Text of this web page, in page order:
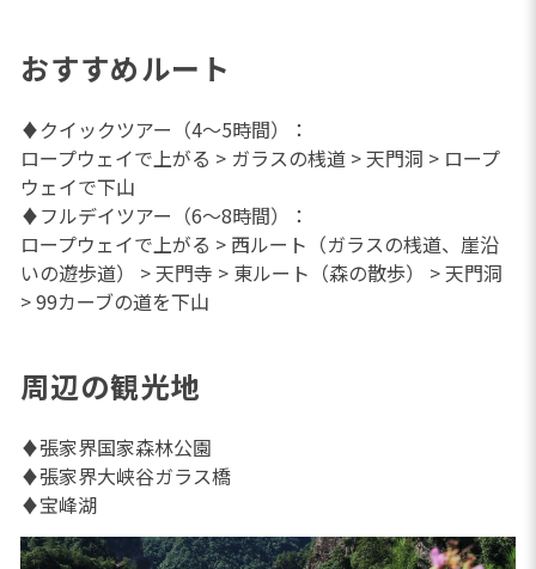
おすすめルート
♦クイックツアー（4～5時間）：
ロープウェイで上がる > ガラスの桟道 > 天門洞 > ロープ
ウェイで下山
♦フルデイツアー（6～8時間）：
ロープウェイで上がる > 西ルート（ガラスの桟道、崖沿
いの遊歩道） > 天門寺 > 東ルート（森の散歩） > 天門洞
> 99カーブの道を下山
周辺の観光地
♦張家界国家森林公園
♦張家界大峡谷ガラス橋
♦宝峰湖